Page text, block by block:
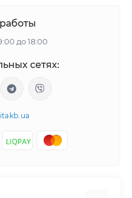
до 18:00
сетях: